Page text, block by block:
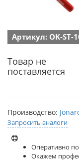
Артикул: OK-ST-
Товар не
поставляется
Производство:
Запросить аналоги
Оперативно
Окажем